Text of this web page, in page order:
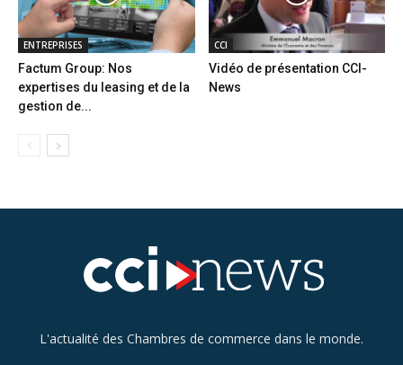
ENTREPRISES
Factum Group: Nos
expertises du leasing et de la
gestion de...
CCI
Vidéo de présentation CCI-
News
L'actualité des Chambres de commerce dans le monde.